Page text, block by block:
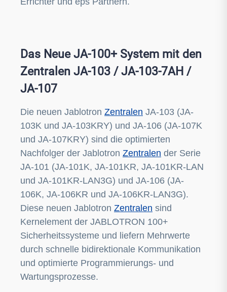
Das Neue JA-100+ System mit den
Zentralen JA-103 / JA-103-7AH /
JA-107
Die neuen Jablotron Zentralen JA-103 (JA-
103K und JA-103KRY) und JA-106 (JA-107K
und JA-107KRY) sind die optimierten
Nachfolger der Jablotron Zentralen der Serie
JA-101 (JA-101K, JA-101KR, JA-101KR-LAN
und JA-101KR-LAN3G) und JA-106 (JA-
106K, JA-106KR und JA-106KR-LAN3G).
Diese neuen Jablotron Zentralen sind
Kernelement der JABLOTRON 100+
Sicherheitssysteme und liefern Mehrwerte
durch schnelle bidirektionale Kommunikation
und optimierte Programmierungs- und
Wartungsprozesse.